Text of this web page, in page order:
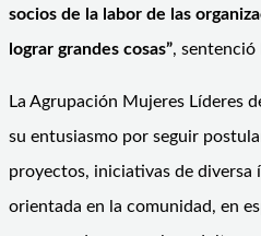
socios de la labor de las
lograr grandes cosas”, sentenció
La Agrupación Mujeres Líderes
su entusiasmo por seguir
proyectos, iniciativas de diversa
orientada en la comunidad, en